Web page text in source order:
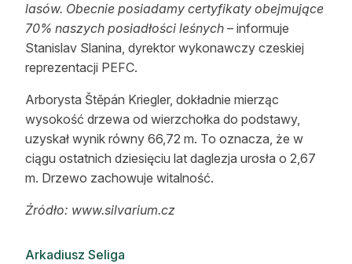
lasów. Obecnie posiadamy certyfikaty obejmujące
70% naszych posiadłości leśnych – informuje
Stanislav Slanina, dyrektor wykonawczy czeskiej
reprezentacji PEFC.
Arborysta Štěpán Kriegler, dokładnie mierząc
wysokość drzewa od wierzchołka do podstawy,
uzyskał wynik równy 66,72 m. To oznacza, że w
ciągu ostatnich dziesięciu lat daglezja urosła o 2,67
m. Drzewo zachowuje witalność.
Źródło: www.silvarium.cz
Arkadiusz Seliga